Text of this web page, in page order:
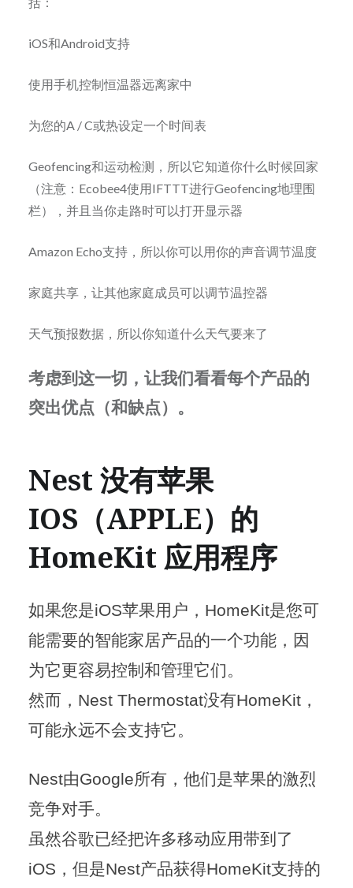
iOS和Android支持
使用手机控制恒温器远离家中
为您的A / C或热设定一个时间表
Geofencing和运动检测，所以它知道你什么时候回家
（注意：Ecobee4使用IFTTT进行Geofencing地理围
栏），并且当你走路时可以打开显示器
Amazon Echo支持，所以你可以用你的声音调节温度
家庭共享，让其他家庭成员可以调节温控器
天气预报数据，所以你知道什么天气要来了
考虑到这一切，让我们看看每个产品的
突出优点（和缺点）。
Nest 没有苹果
IOS（APPLE）的
HomeKit 应用程序
如果您是iOS苹果用户， HomeKit是您可
能需要的智能家居产品的一个功能，因
为它更容易控制和管理它们。
然而， Nest Thermostat没有HomeKit，
可能永远不会支持它。
Nest由Google所有，他们是苹果的激烈
竞争对手。
虽然谷歌已经把许多移动应用带到了
iOS ，但是Nest产品获得HomeKit支持的